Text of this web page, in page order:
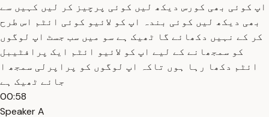
اپ کوئی بھی کورس دیکھ لیں کوئی پرچیز کر لیں کہیں سے
بھی دیکھ لیں کوئی بندہ اپ کو لائیو کوئی ائٹم اس طرح
کر کے نہیں دکھائے گا ٹھیک ہے سو میں سب جسٹ اپ لوگوں
کو سمجھانے کے لیے اپ کو لائیو ائٹم ایک پرافٹیبل
ائٹم دکھا رہا ہوں تاکہ اپ لوگوں کو پراپرلی سمجھ ا
جائے ٹھیک ہے
00:58
Speaker A